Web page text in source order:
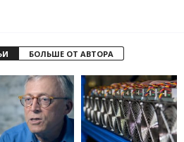
БОЛЬШЕ ОТ АВТОРА